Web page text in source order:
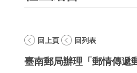
回上頁 回列表
臺南郵局辦理「郵情傳遞